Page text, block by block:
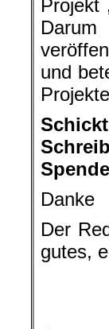
Projekt
und
Danke
Der
gutes,